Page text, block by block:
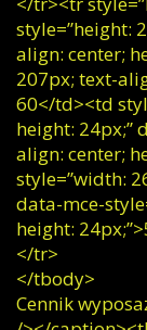
style=”height:
align: center;
207px; text-
60</td><td
height: 24px;”
align: center;
style=”width:
data-mce-
height:
</tr>
</tbody>
Cennik